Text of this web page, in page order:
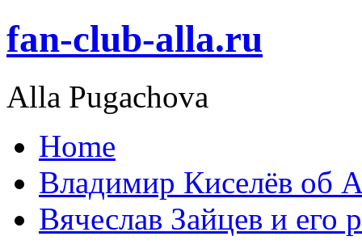
fan-club-alla.ru
Alla Pugachova
Home
Владимир Киселёв об
Вячеслав Зайцев и его